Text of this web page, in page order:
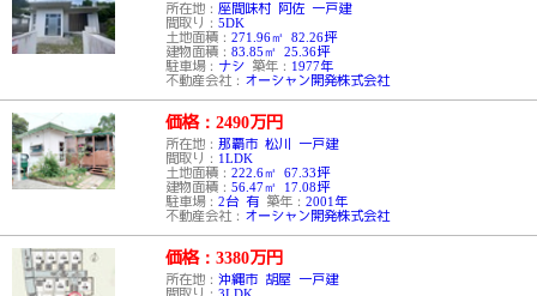
所在地： 座間味村 阿佐 一戸建
間取り：5DK
土地面積：271.96㎡ 82.26坪
建物面積：83.85㎡ 25.36坪
駐車場： ナシ 築年： 1977年
不動産会社： オーシャン開発株式会社
価格：2490万円
所在地：那覇市 松川 一戸建
間取り： 1LDK
土地面積：222.6㎡ 67.33坪
建物面積：56.47㎡ 17.08坪
駐車場：2台 有 築年：2001年
不動産会社： オーシャン開発株式会社
価格：3380万円
所在地：沖縄市 胡屋 一戸建
間取り：3LDK